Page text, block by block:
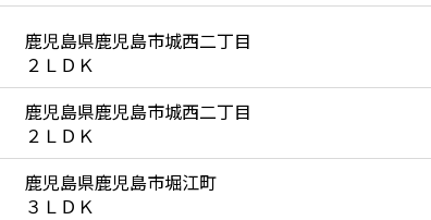
鹿児島県鹿児島市城西二丁目
２ＬＤＫ
鹿児島県鹿児島市城西二丁目
２ＬＤＫ
鹿児島県鹿児島市堀江町
３ＬＤＫ